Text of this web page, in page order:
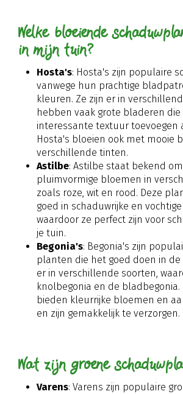
Welke bloeiende
in mijn tuin?
Hosta's: Hosta's zijn populaire
vanwege hun prachtige
kleuren. Ze zijn er in
hebben vaak grote bladeren die
interessante textuur toevoegen
Hosta's bloeien ook met mooie
verschillende tinten.
Astilbe: Astilbe staat bekend
pluimvormige bloemen in
zoals roze, wit en rood. Deze
goed in schaduwrijke en
waardoor ze perfect zijn voor
je tuin.
Begonia's: Begonia's zijn
planten die het goed doen in de
er in verschillende soorten,
knolbegonia en de bladbegonia.
bieden kleurrijke bloemen en
en zijn gemakkelijk te verzorgen.
Wat zijn groene
Varens: Varens zijn populaire